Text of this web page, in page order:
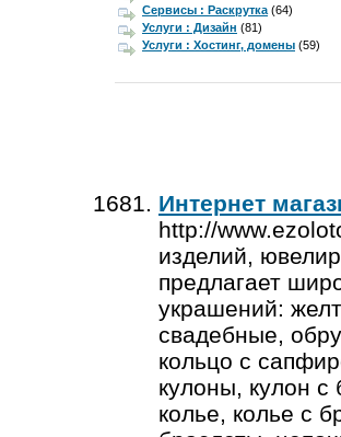
Сервисы : Раскрутка (64)
Услуги : Дизайн (81)
Услуги : Хостинг, домены (59)
Интернет
http://
изделий,
предлагает
украшений:
свадебные,
кольцо с
кулоны, кулон
колье, колье с